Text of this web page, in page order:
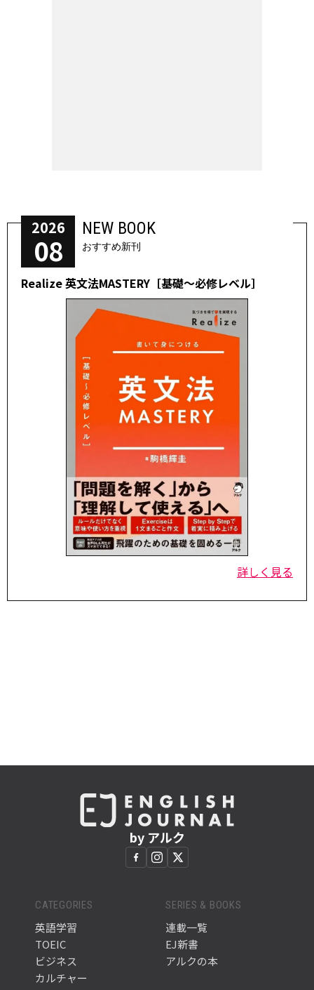
2026
08
NEW BOOK
おすすめ新刊
Realize 英文法MASTERY［基礎～必修レベル］
詳しく見る
by アルク
CATEGORIES
英語学習
TOEIC
ビジネス
カルチャー
SERIES & BOOKS
連載一覧
EJ新書
アルクの本